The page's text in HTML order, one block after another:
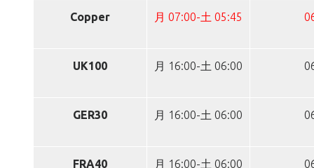
Copper 月 07:00-土 05:45
UK100 月 16:00-土 06:00
GER30 月 16:00-土 06:00
FRA40 月 16:00-土 06:00